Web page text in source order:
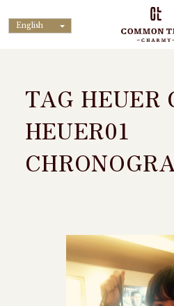
English
TAG HEUER
HEUER01